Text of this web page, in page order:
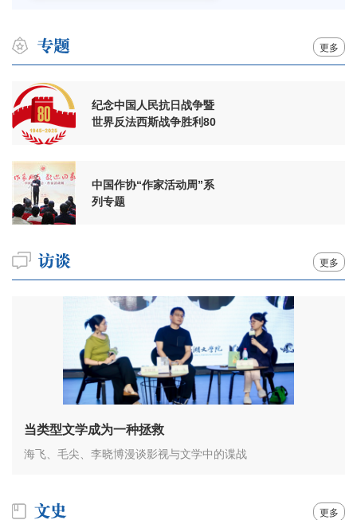
更多
纪念中国人民抗日战争暨
世界反法西斯战争胜利80
中国作协“作家活动周”系
列专题
更多
当类型文学成为一种拯救
海飞、毛尖、李晓博漫谈影视与文学中的谍战
更多